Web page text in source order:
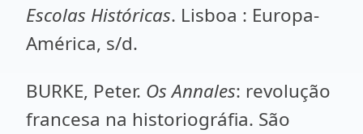
Escolas Históricas. Lisboa : Europa-
América, s/d.
BURKE, Peter. Os Annales: revolução
francesa na historiográfia. São